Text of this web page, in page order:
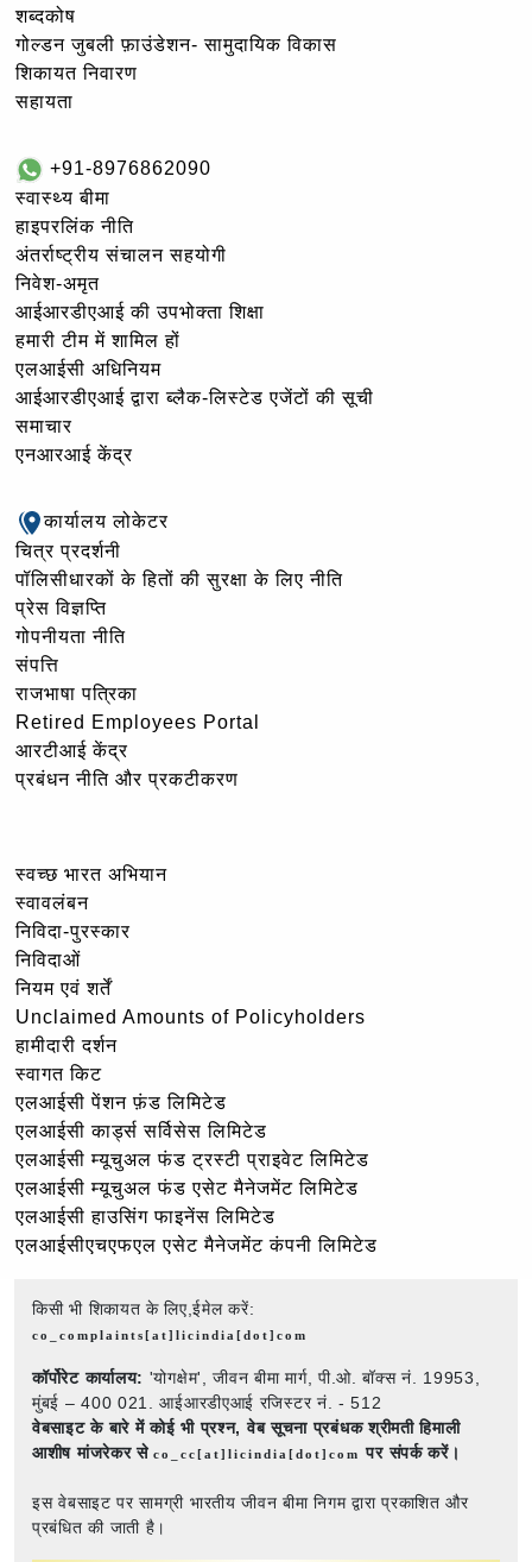
शब्दकोष
गोल्‍डन जुबली फ़ाउंडेशन- सामुदायिक विकास
शिकायत निवारण
सहायता
+91-8976862090
स्वास्थ्य बीमा
हाइपरलिंक नीति
अंतर्राष्ट्रीय संचालन सहयोगी
निवेश-अमृत
आईआरडीएआई की उपभोक्ता शिक्षा
हमारी टीम में शामिल हों
एलआईसी अधिनियम
आईआरडीएआई द्वारा ब्लैक-लिस्टेड एजेंटों की सूची
समाचार
एनआरआई केंद्र
कार्यालय लोकेटर
चित्र प्रदर्शनी
पॉलिसीधारकों के हितों की सुरक्षा के लिए नीति
प्रेस विज्ञप्ति
गोपनीयता नीति
संपत्ति
राजभाषा पत्रिका
Retired Employees Portal
आरटीआई केंद्र
प्रबंधन नीति और प्रकटीकरण
स्वच्छ भारत अभियान
स्वावलंबन
निविदा-पुरस्कार
निविदाओं
नियम एवं शर्तें
Unclaimed Amounts of Policyholders
हामीदारी दर्शन
स्वागत किट
एलआईसी पेंशन फ़ंड लिमिटेड
एलआईसी कार्ड्स सर्विसेस लिमिटेड
एलआईसी म्यूचुअल फंड ट्रस्टी प्राइवेट लिमिटेड
एलआईसी म्यूचुअल फंड एसेट मैनेजमेंट लिमिटेड
एलआईसी हाउसिंग फाइनेंस लिमिटेड
एलआईसीएचएफएल एसेट मैनेजमेंट कंपनी लिमिटेड
किसी भी शिकायत के लिए,ईमेल करें:
co_complaints[at]licindia[dot]com
कॉर्पोरेट कार्यालय: 'योगक्षेम', जीवन बीमा मार्ग, पी.ओ. बॉक्स नं. 19953,
मुंबई – 400 021. आईआरडीएआई रजिस्टर नं. - 512
वेबसाइट के बारे में कोई भी प्रश्न, वेब सूचना प्रबंधक श्रीमती हिमाली
आशीष मांजरेकर सेco_cc[at]licindia[dot]comपर संपर्क करें।
इस वेबसाइट पर सामग्री भारतीय जीवन बीमा निगम द्वारा प्रकाशित और
प्रबंधित की जाती है।